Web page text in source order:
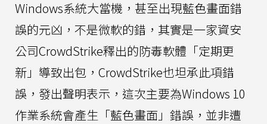
Windows系統大當機，甚至出現藍色畫面錯
誤的元凶，不是微軟的錯，其實是一家資安
公司CrowdStrike釋出的防毒軟體「定期更
新」導致出包，CrowdStrike也坦承此項錯
誤，發出聲明表示，這次主要為Windows 10
作業系統會產生「藍色畫面」錯誤，並非遭